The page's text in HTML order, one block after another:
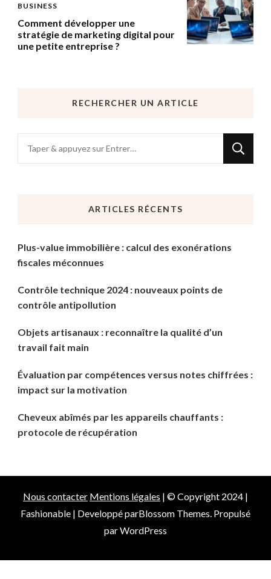
BUSINESS
Comment développer une
stratégie de marketing digital pour
une petite entreprise ?
RECHERCHER UN ARTICLE
recherchiez
ARTICLES RÉCENTS
Plus-value immobilière : calcul des exonérations
fiscales méconnues
Contrôle technique 2024 : nouveaux points de
contrôle antipollution
Objets artisanaux : reconnaître la qualité d’un
travail fait main
Évaluation par compétences versus notes chiffrées :
impact sur la motivation
Cheveux abîmés par les appareils chauffants :
protocole de récupération
Nous contacter Mentions légales | © Copyright 2024 |
Fashionable | Developpé parBlossom Themes . Propulsé
parWordPress